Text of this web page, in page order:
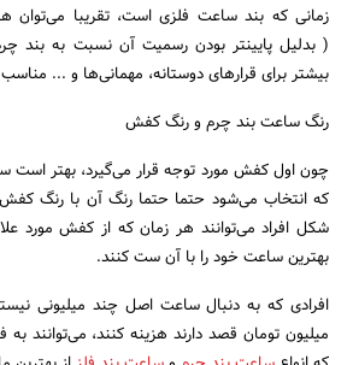
جستجو
زمانی که بند ساعت فلزی است، تقریبا
( بدلیل پایینتر بودن رسمیت آن نسبت به بند
بیشتر برای قرارهای دوستانه، مهمانی‌ها و ...
رنگ ساعت بند چرم و رنگ کفش
چون اول کفش مورد توجه قرار می‌گیرد، بهتر
که انتخاب می‌شود حتما حتما رنگ آن با رنگ
شکل افراد می‌توانند هر زمان که از کفش مورد
بهترین ساعت خود را با آن ست کنند.
میلیون تومان قصد دارند هزینه کنند، می‌توانند